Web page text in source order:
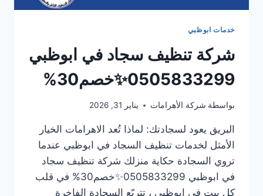
خدمات ابوظبي
شركة تنظيف سجاد في ابوظبي
0505833299✨خصم30%
بواسطة شركة الأهرامات يناير 31, 2026
البريق يعود لسجادتك: لماذا تُعد الاهرامات الخيار
الأمثل لخدمات تنظيف السجاد في ابوظبي عندما
تروي السجادة حكاية منزلك شركة تنظيف سجاد
في ابوظبي 0505833299✨خصم30% في قلب
كل بيت في ابوظبي ، تتربّع السجادة الفاخرة